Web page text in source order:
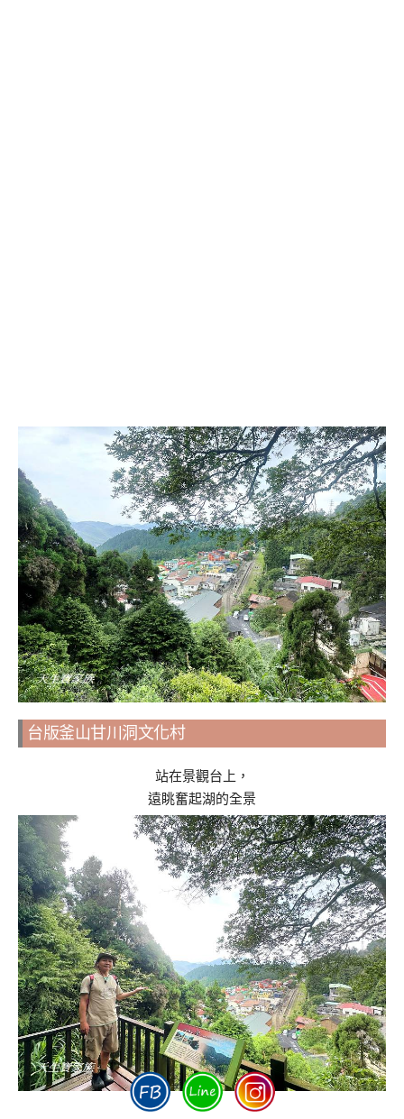
台版釜山甘川洞文化村
站在景觀台上，
遠眺奮起湖的全景